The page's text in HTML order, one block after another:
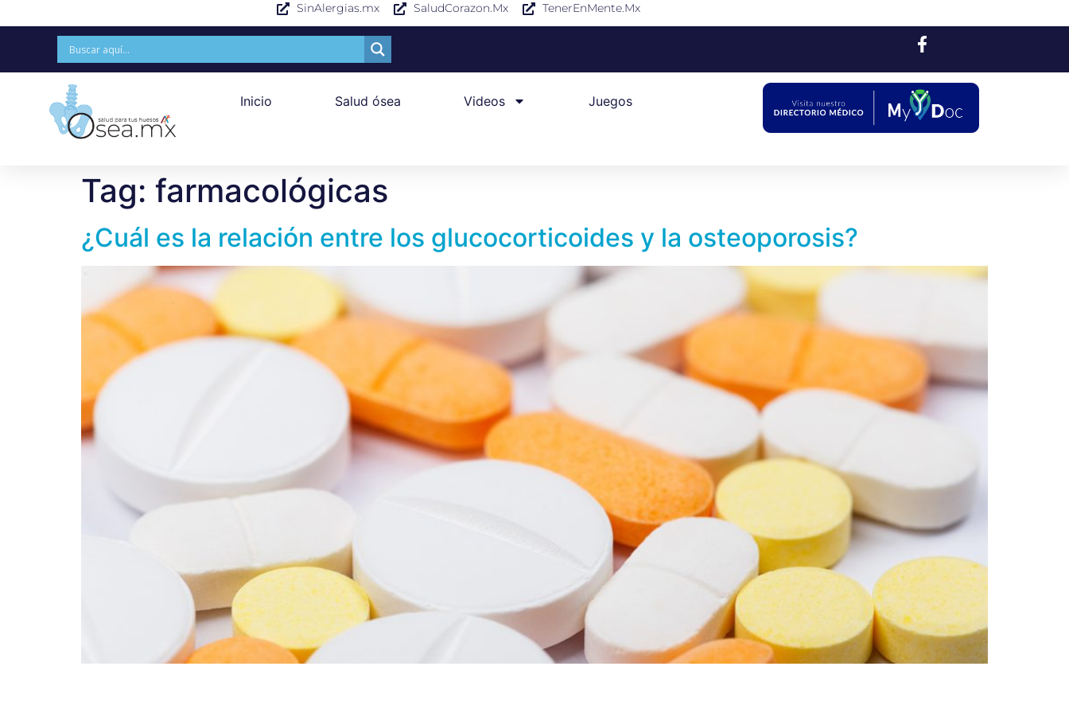
SinAlergias.mx SaludCorazon.Mx TenerEnMente.Mx
Inicio Salud ósea Videos Juegos
Tag: farmacológicas
¿Cuál es la relación entre los glucocorticoides y la osteoporosis?